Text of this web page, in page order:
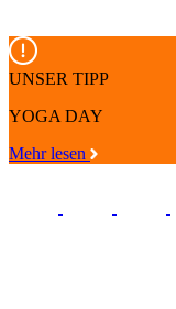
UNSER TIPP
YOGA DAY
Mehr lesen